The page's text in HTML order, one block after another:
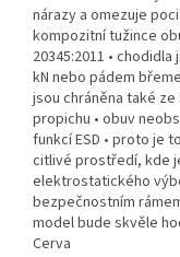
nárazy a omezuje
kompozitní tužince
20345:2011 •
kN nebo pádem
jsou chráněna také
propichu • obuv
funkcí ESD • proto je
citlivé prostředí, kde
elektrostatického
bezpečnostním
model bude skvěle
Cerva